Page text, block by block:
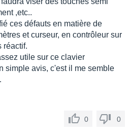
,etc..
ces défauts en matière de
et curseur, en contrôleur sur
réactif.
utile sur ce clavier
simple avis, c'est il me semble
0 0